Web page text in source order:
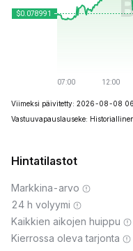
Viimeksi päivitetty: 2026-08-08
Vastuuvapauslauseke:
Hintatilastot
Markkina-arvo
24 h volyymi
Kaikkien aikojen huippu
Kierrossa oleva tarjonta